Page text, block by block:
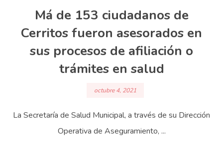
Má de 153 ciudadanos de
Cerritos fueron asesorados en
sus procesos de afiliación o
trámites en salud
octubre 4, 2021
La Secretaría de Salud Municipal, a través de su Dirección
Operativa de Aseguramiento, ...